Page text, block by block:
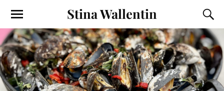
Stina Wallentin